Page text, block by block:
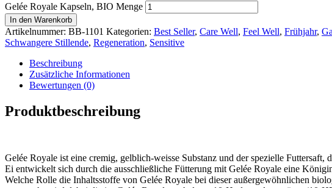
Gelée Royale Kapseln, BIO Menge
In den Warenkorb
Artikelnummer: BB-1101 Kategorien: Best Seller, Care Well, Feel Well, Frühjahr,
Schwangere Stillende, Regeneration, Sensitive
Beschreibung
Zusätzliche Informationen
Bewertungen (0)
Produktbeschreibung
Gelée Royale ist eine cremig, gelblich-weisse Substanz und der spezielle
Ei entwickelt sich durch die ausschließliche Fütterung mit Gelée Royale eine
Welche Rolle die Inhaltsstoffe von Gelée Royale bei dieser außergewöhnlichen